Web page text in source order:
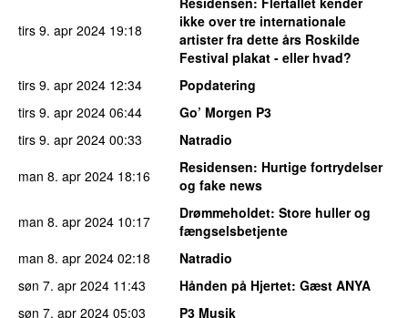
tirs 9. apr 2024 19:18
ikke over tre internationale
artister fra dette års Roskilde
Festival plakat - eller hvad?
tirs 9. apr 2024 12:34
Popdatering
tirs 9. apr 2024 06:44
Go’ Morgen P3
tirs 9. apr 2024 00:33
Natradio
man 8. apr 2024 18:16 Residensen: Hurtige fortrydelser
og fake news
man 8. apr 2024 10:17 Drømmeholdet: Store huller og
fængselsbetjente
man 8. apr 2024 02:18
Natradio
søn 7. apr 2024 11:43 Hånden på Hjertet: Gæst ANYA
søn 7. apr 2024 05:03
P3 Musik